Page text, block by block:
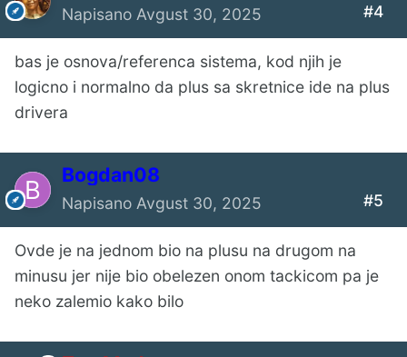
Napisano Avgust 30, 2025 #4
bas je osnova/referenca sistema, kod njih je
logicno i normalno da plus sa skretnice ide na plus
drivera
Bogdan08
Napisano Avgust 30, 2025 #5
Ovde je na jednom bio na plusu na drugom na
minusu jer nije bio obelezen onom tackicom pa je
neko zalemio kako bilo